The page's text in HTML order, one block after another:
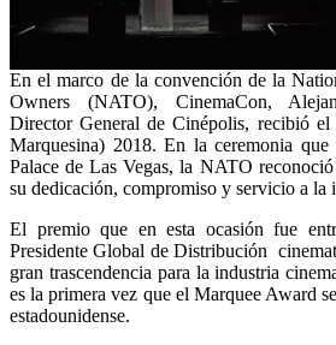
En el marco de la convención de la
Owners (NATO), CinemaCon,
Director General de Cinépolis, recibió
Marquesina) 2018. En la ceremonia
Palace de Las Vegas, la NATO
su dedicación, compromiso y servicio a la
El premio que en esta ocasión fue
Presidente Global de Distribución
gran trascendencia para la industria
es la primera vez que el Marquee Award
estadounidense.